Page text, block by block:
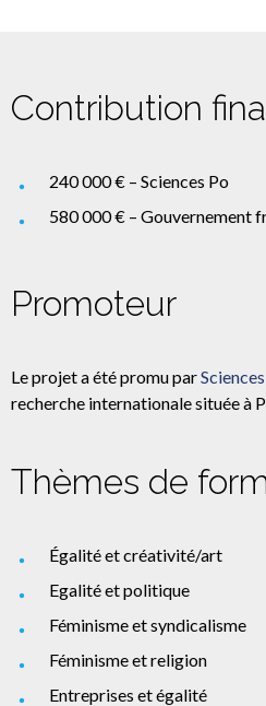
Contribution
240 000 € – Sciences Po
580 000 € – Gouvernement
Promoteur
Le projet a été promu par
recherche internationale située à
Thèmes de
Égalité et créativité/art
Egalité et politique
Féminisme et syndicalisme
Féminisme et religion
Entreprises et égalité